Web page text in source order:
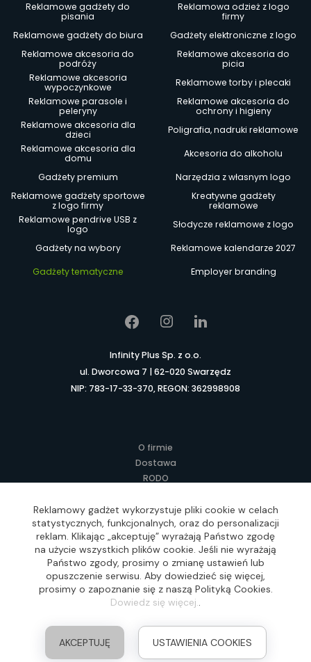
Reklamowe gadżety do
pisania
Reklamowa odzież z logo
firmy
Reklamowe gadżety do biura
Gadżety elektroniczne z logo
Reklamowe akcesoria do
podróży
Reklamowe akcesoria do
picia
Reklamowe akcesoria
wypoczynkowe
Reklamowe torby i plecaki
Reklamowe parasole i
peleryny
Reklamowe akcesoria do
ochrony i higieny
Reklamowe akcesoria dla
dzieci
Poligrafia, nadruki reklamowe
Reklamowe akcesoria dla
domu
Akcesoria do alkoholu
Gadżety premium
Narzędzia z własnym logo
Reklamowe gadżety sportowe
z logo firmy
Kreatywne gadżety
reklamowe
Reklamowe pendrive USB z
logo
Słodycze reklamowe z logo
Gadżety na wybory
Reklamowe kalendarze 2027
Gadżety tematyczne
Employer branding
Infinity Plus Sp. z o.o.
ul. Dworcowa 7 | 62-020 Swarzędz
NIP: 783-17-33-370, REGON: 362998908
O firmie
Dostawa
RODO
Regulamin
Lokalne Gadżety Reklamowe
Jak zamawiać?
Słownik pojęć
FAQ
Realizacja: Idea4Me.pl, Wszelkie prawa zastrzeżone
Reklamowy gadżet wykorzystuje pliki cookie w celach
statystycznych, funkcjonalnych, oraz do personalizacji
reklam. Klikając „akceptuję” wyrażają Państwo zgodę
na użycie wszystkich plików cookie. Jeśli nie wyrażają
Państwo zgody, prosimy o zmianę ustawień lub
opuszczenie serwisu. Aby dowiedzieć się więcej,
prosimy o zapoznanie się z naszą Polityką Cookies.
Dowiedz się więcej..
AKCEPTUJĘ USTAWIENIA COOKIES